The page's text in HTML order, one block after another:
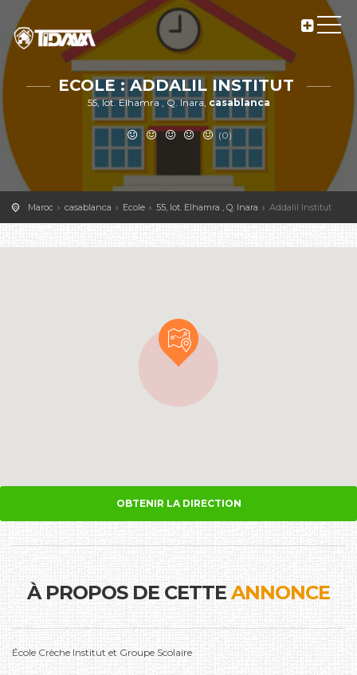
ECOLE : ADDALIL INSTITUT
55, lot. Elhamra , Q. Inara, casablanca
(0)
Maroc casablanca Ecole 55, lot. Elhamra , Q. Inara Addalil Institut
OBTENIR LA DIRECTION
À PROPOS DE CETTE ANNONCE
École Crèche Institut et Groupe Scolaire